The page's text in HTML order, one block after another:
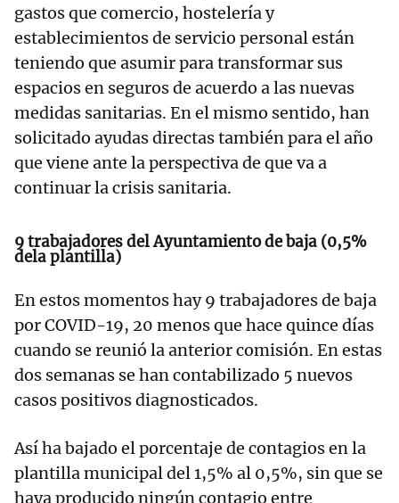
gastos que comercio, hostelería y
establecimientos de servicio personal están
teniendo que asumir para transformar sus
espacios en seguros de acuerdo a las nuevas
medidas sanitarias. En el mismo sentido, han
solicitado ayudas directas también para el año
que viene ante la perspectiva de que va a
continuar la crisis sanitaria.
9 trabajadores del Ayuntamiento de baja (0,5%
dela plantilla)
En estos momentos hay 9 trabajadores de baja
por COVID-19, 20 menos que hace quince días
cuando se reunió la anterior comisión. En estas
dos semanas se han contabilizado 5 nuevos
casos positivos diagnosticados.
Así ha bajado el porcentaje de contagios en la
plantilla municipal del 1,5% al 0,5%, sin que se
haya producido ningún contagio entre